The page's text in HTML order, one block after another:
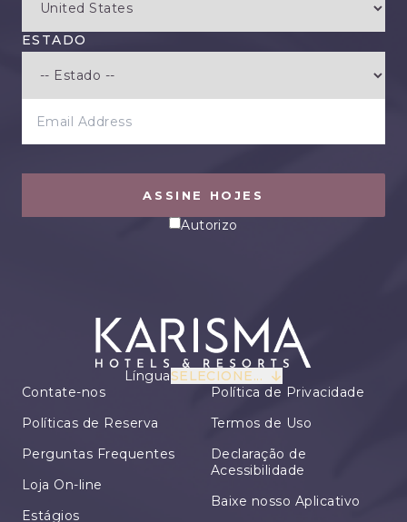
ESTADO
ASSINE HOJES
Autorizo
LínguaSELECIONE...
Contate-nos
Políticas de Reserva
Perguntas Frequentes
Loja On-line
Estágios
Política de Privacidade
Termos de Uso
Declaração de
Acessibilidade
Baixe nosso Aplicativo